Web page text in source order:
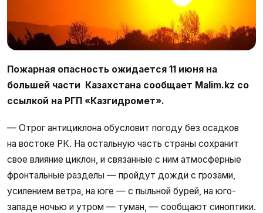
Пожарная опасность ожидается 11 июня на
большей части Казахстана сообщает Malim.kz со
ссылкой на РГП «Казгидромет».
— Отрог антициклона обусловит погоду без осадков
на востоке РК. На остальную часть страны сохранит
свое влияние циклон, и связанные с ним атмосферные
фронтальные разделы — пройдут дожди с грозами,
усилением ветра, на юге — с пыльной бурей, на юго-
западе ночью и утром — туман, — сообщают синоптики.